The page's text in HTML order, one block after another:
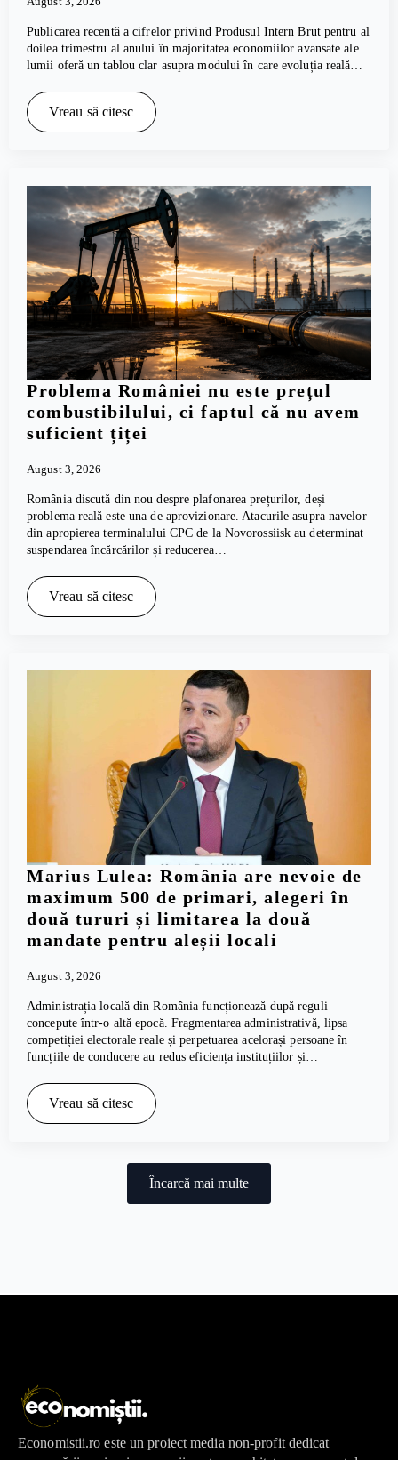
Publicarea recentă a cifrelor privind Produsul Intern Brut pentru al
doilea trimestru al anului în majoritatea economiilor avansate ale
lumii oferă un tablou clar asupra modului în care evoluția reală…
Vreau să citesc
Problema României nu este prețul
combustibilului, ci faptul că nu avem
suficient țiței
August 3, 2026
România discută din nou despre plafonarea prețurilor, deși
problema reală este una de aprovizionare. Atacurile asupra navelor
din apropierea terminalului CPC de la Novorossiisk au determinat
suspendarea încărcărilor și reducerea…
Vreau să citesc
Marius Lulea: România are nevoie de
maximum 500 de primari, alegeri în
două tururi și limitarea la două
mandate pentru aleșii locali
August 3, 2026
Administrația locală din România funcționează după reguli
concepute într-o altă epocă. Fragmentarea administrativă, lipsa
competiției electorale reale și perpetuarea acelorași persoane în
funcțiile de conducere au redus eficiența instituțiilor și…
Vreau să citesc
Încarcă mai multe
Economistii.ro este un proiect media non-profit dedicat